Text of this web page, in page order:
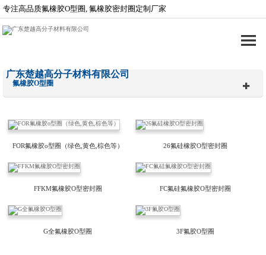
专注高品质氟橡胶O型圈, 氟橡胶密封圈定制厂家
广东楚越高分子材料有限公司
氟橡胶O型圈
FOR氟橡胶o型圈（绿色,黄色,棕色等） 26氟硅橡胶O型密封圈
FFKM氟橡胶O型密封圈 FC氟硅氟橡胶O型密封圈
G全氟橡胶O型圈 3F氟胶O型圈